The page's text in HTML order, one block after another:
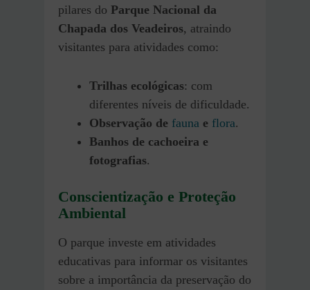
pilares do Parque Nacional da
Chapada dos Veadeiros, atraindo
visitantes para atividades como:
Trilhas ecológicas: com
diferentes níveis de dificuldade.
Observação de fauna e flora.
Banhos de cachoeira e
fotografias.
Conscientização e Proteção
Ambiental
O parque investe em atividades
educativas para informar os visitantes
sobre a importância da preservação do